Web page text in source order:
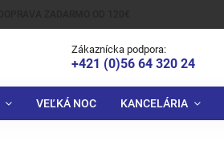
Zákaznícka podpora:
+421 (0)56 64 320 24
VEĽKÁ NOC KANCELÁRIA